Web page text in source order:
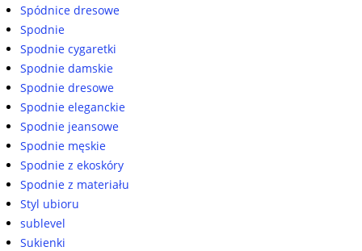
Spódnice dresowe
Spodnie
Spodnie cygaretki
Spodnie damskie
Spodnie dresowe
Spodnie eleganckie
Spodnie jeansowe
Spodnie męskie
Spodnie z ekoskóry
Spodnie z materiału
Styl ubioru
sublevel
Sukienki